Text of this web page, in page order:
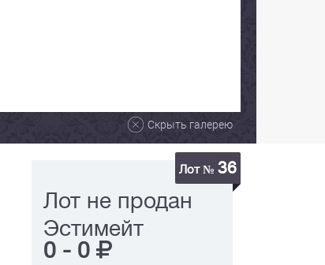
Скрыть галерею
Лот № 36
Лот не продан
Эстимейт
0 - 0